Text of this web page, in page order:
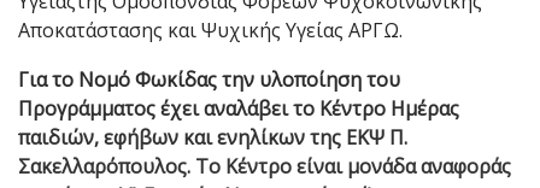
Αποκατάστασης και Ψυχικής Υγείας ΑΡΓΩ.
Για το Νομό Φωκίδας την υλοποίηση του
Προγράμματος έχει αναλάβει το Κέντρο Ημέρας
παιδιών, εφήβων και ενηλίκων της ΕΚΨ Π.
Σακελλαρόπουλος. Το Κέντρο είναι μονάδα αναφοράς